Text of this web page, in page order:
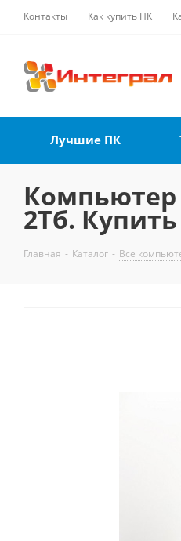
Контакты Как купить ПК
Лучшие ПК
Компьютер
2Тб.
Главная - Каталог - Все